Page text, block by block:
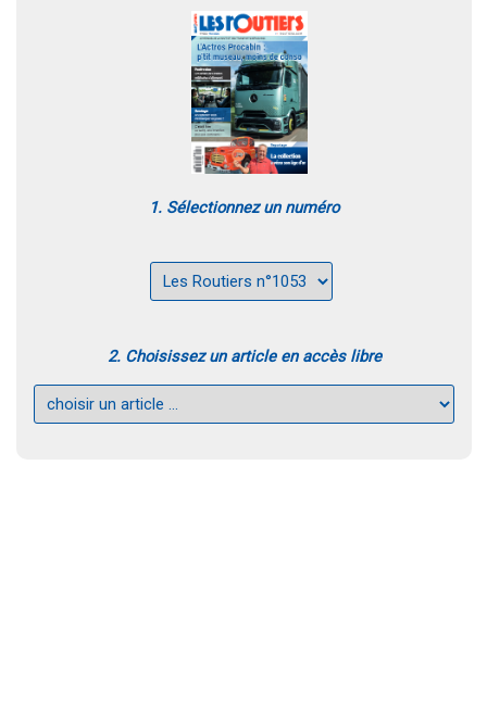
1. Sélectionnez un numéro
2. Choisissez un article en accès libre